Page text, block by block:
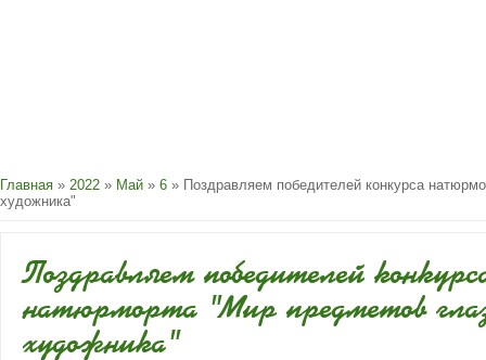
Главная » 2022 » Май » 6 » Поздравляем победителей конкурса
художника"
Поздравляем победителей
натюрморта "Мир предметов
художника"